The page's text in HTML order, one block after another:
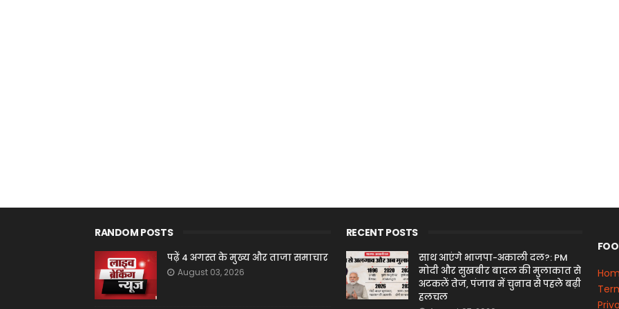
RANDOM POSTS
पढ़ें 4 अगस्त के मुख्य और ताजा समाचार
August 03, 2026
RECENT POSTS
साथ आएंगे भाजपा-अकाली दल?: PM
मोदी और सुखबीर बादल की मुलाकात से
अटकलें तेज, पंजाब में चुनाव से पहले बढ़ी
हलचल